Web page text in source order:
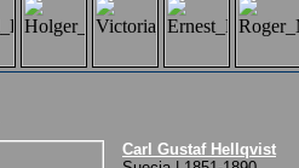
Carl Gustaf Hellqvist